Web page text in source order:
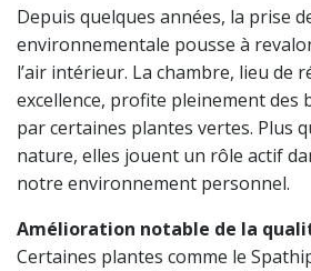
Depuis quelques années, la prise
environnementale pousse à
l’air intérieur. La chambre, lieu de
excellence, profite pleinement des
par certaines plantes vertes. Plus
nature, elles jouent un rôle actif
notre environnement personnel.
Amélioration notable de la
Certaines plantes comme le